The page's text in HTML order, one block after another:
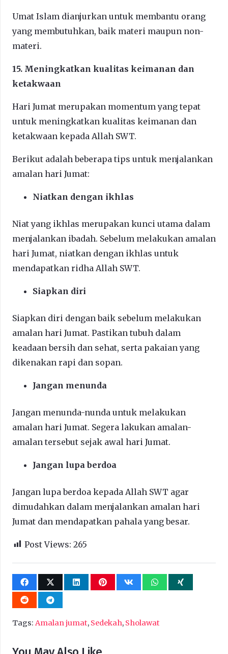
Umat Islam dianjurkan untuk membantu orang
yang membutuhkan, baik materi maupun non-
materi.
15. Meningkatkan kualitas keimanan dan
ketakwaan
Hari Jumat merupakan momentum yang tepat
untuk meningkatkan kualitas keimanan dan
ketakwaan kepada Allah SWT.
Berikut adalah beberapa tips untuk menjalankan
amalan hari Jumat:
Niatkan dengan ikhlas
Niat yang ikhlas merupakan kunci utama dalam
menjalankan ibadah. Sebelum melakukan amalan
hari Jumat, niatkan dengan ikhlas untuk
mendapatkan ridha Allah SWT.
Siapkan diri
Siapkan diri dengan baik sebelum melakukan
amalan hari Jumat. Pastikan tubuh dalam
keadaan bersih dan sehat, serta pakaian yang
dikenakan rapi dan sopan.
Jangan menunda
Jangan menunda-nunda untuk melakukan
amalan hari Jumat. Segera lakukan amalan-
amalan tersebut sejak awal hari Jumat.
Jangan lupa berdoa
Jangan lupa berdoa kepada Allah SWT agar
dimudahkan dalam menjalankan amalan hari
Jumat dan mendapatkan pahala yang besar.
Post Views: 265
Tags: Amalan jumat, Sedekah, Sholawat